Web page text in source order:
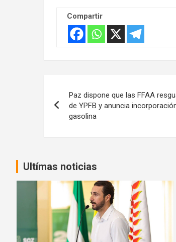
Compartir
de
entradas
Paz dispone que las FFAA
de YPFB y anuncia
gasolina
Ultímas noticias